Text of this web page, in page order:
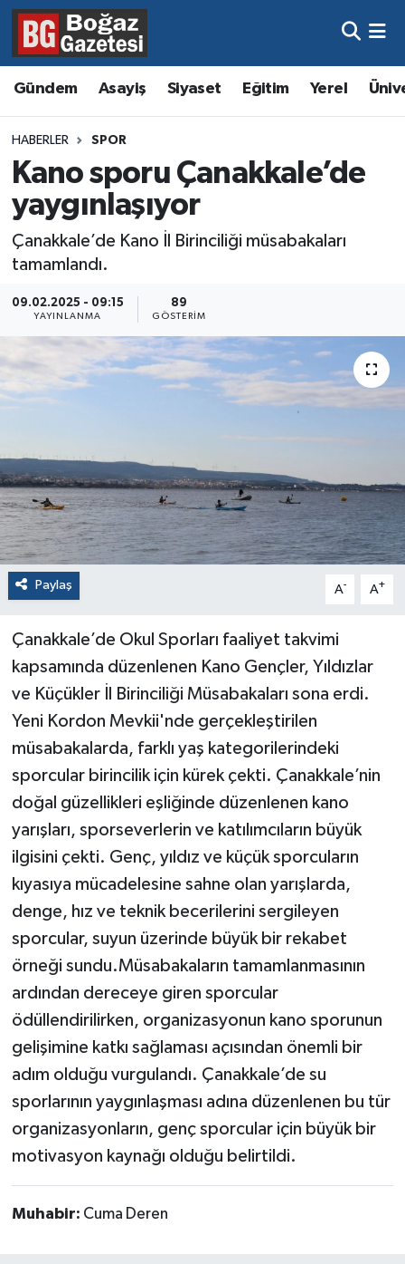
Gündem Asayiş Siyaset Eğitim Yerel
HABERLER SPOR
Kano sporu Çanakkale’de
yaygınlaşıyor
Çanakkale’de Kano İl Birinciliği müsabakaları
tamamlandı.
09.02.2025 - 09:15
YAYINLANMA
89
GÖSTERIM
Paylaş A- A+
Çanakkale’de Okul Sporları faaliyet takvimi
kapsamında düzenlenen Kano Gençler, Yıldızlar
ve Küçükler İl Birinciliği Müsabakaları sona erdi.
Yeni Kordon Mevkii'nde gerçekleştirilen
müsabakalarda, farklı yaş kategorilerindeki
sporcular birincilik için kürek çekti. Çanakkale’nin
doğal güzellikleri eşliğinde düzenlenen kano
yarışları, sporseverlerin ve katılımcıların büyük
ilgisini çekti. Genç, yıldız ve küçük sporcuların
kıyasıya mücadelesine sahne olan yarışlarda,
denge, hız ve teknik becerilerini sergileyen
sporcular, suyun üzerinde büyük bir rekabet
örneği sundu.Müsabakaların tamamlanmasının
ardından dereceye giren sporcular
ödüllendirilirken, organizasyonun kano sporunun
gelişimine katkı sağlaması açısından önemli bir
adım olduğu vurgulandı. Çanakkale’de su
sporlarının yaygınlaşması adına düzenlenen bu tür
organizasyonların, genç sporcular için büyük bir
motivasyon kaynağı olduğu belirtildi.
Muhabir: Cuma Deren
Asayiş
Eğitim
Gündem
Magazin
Resmi İlanlar
Sağlık
Hava Durumu
Trafik Durumu
Süper Lig Puan Durumu ve Fikstür
Tüm Manşetler
Haber Arşivi